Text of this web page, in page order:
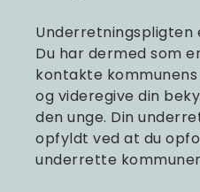
Underretningspligten
Du har dermed som
kontakte
og videregive din
den unge. Din
opfyldt ved at du
underrette